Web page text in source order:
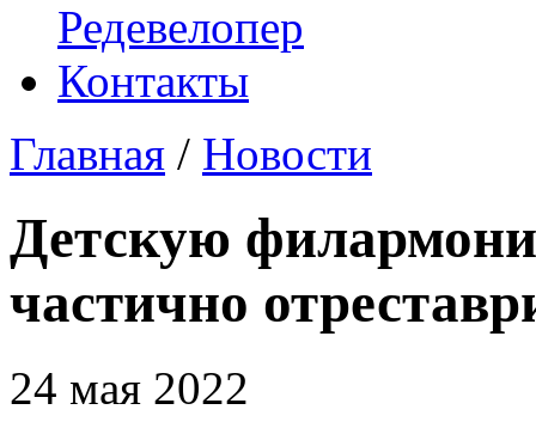
Редевелопер
Контакты
Главная / Новости
Детскую
частично
24 мая 2022